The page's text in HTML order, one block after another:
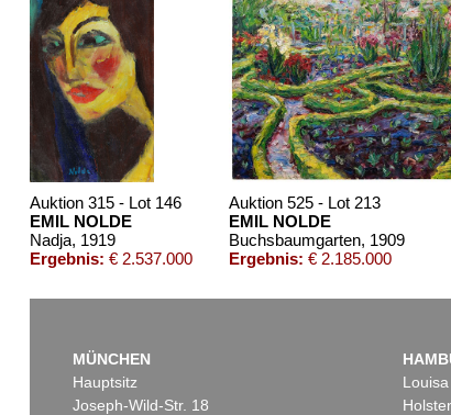
Auktion 315 - Lot 146
EMIL NOLDE
Nadja, 1919
Ergebnis: € 2.537.000
Auktion 525 - Lot 213
EMIL NOLDE
Buchsbaumgarten, 1909
Ergebnis: € 2.185.000
MÜNCHEN
Hauptsitz
Joseph-Wild-Str. 18